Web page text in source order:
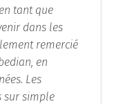
tant que
dans les
remercié
en
Les
sur simple